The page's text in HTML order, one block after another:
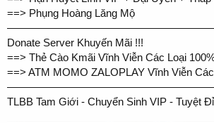
==> Phụng Hoàng Lăng Mộ
Donate Server Khuyến Mãi !!!
==> Thẻ Cào Kmãi Vĩnh Viễn Các Loại
==> ATM MOMO ZALOPLAY Vĩnh Viễn
TLBB Tam Giới - Chuyển Sinh VIP - Tuyệt